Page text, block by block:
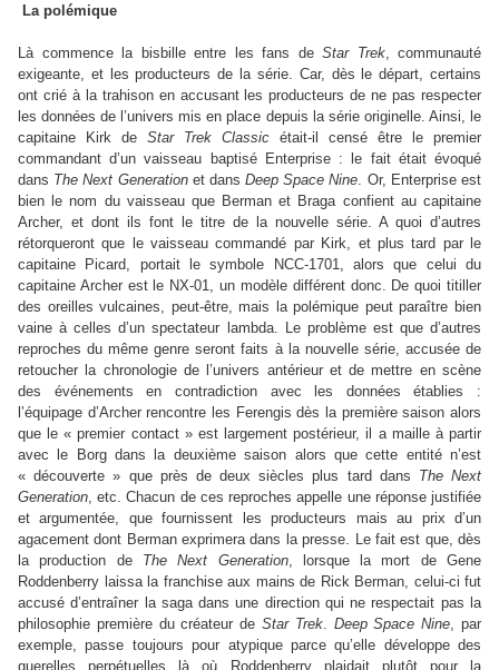
La polémique
Là commence la bisbille entre les fans de Star Trek, communauté
exigeante, et les producteurs de la série. Car, dès le départ, certains
ont crié à la trahison en accusant les producteurs de ne pas respecter
les données de l’univers mis en place depuis la série originelle. Ainsi, le
capitaine Kirk de Star Trek Classic était-il censé être le premier
commandant d’un vaisseau baptisé Enterprise : le fait était évoqué
dans The Next Generationet dansDeep Space Nine . Or, Enterprise est
bien le nom du vaisseau que Berman et Braga confient au capitaine
Archer, et dont ils font le titre de la nouvelle série. A quoi d’autres
rétorqueront que le vaisseau commandé par Kirk, et plus tard par le
capitaine Picard, portait le symbole NCC-1701, alors que celui du
capitaine Archer est le NX-01, un modèle différent donc. De quoi titiller
des oreilles vulcaines, peut-être, mais la polémique peut paraître bien
vaine à celles d’un spectateur lambda. Le problème est que d’autres
reproches du même genre seront faits à la nouvelle série, accusée de
retoucher la chronologie de l’univers antérieur et de mettre en scène
des événements en contradiction avec les données établies :
l’équipage d’Archer rencontre les Ferengis dès la première saison alors
que le « premier contact » est largement postérieur, il a maille à partir
avec le Borg dans la deuxième saison alors que cette entité n’est
« découverte » que près de deux siècles plus tard dans The Next
Generation , etc. Chacun de ces reproches appelle une réponse justifiée
et argumentée, que fournissent les producteurs mais au prix d’un
agacement dont Berman exprimera dans la presse. Le fait est que, dès
la production de The Next Generation, lorsque la mort de Gene
Roddenberry laissa la franchise aux mains de Rick Berman, celui-ci fut
accusé d’entraîner la saga dans une direction qui ne respectait pas la
philosophie première du créateur de Star Trek. Deep Space Nine , par
exemple, passe toujours pour atypique parce qu’elle développe des
querelles perpétuelles là où Roddenberry plaidait plutôt pour la